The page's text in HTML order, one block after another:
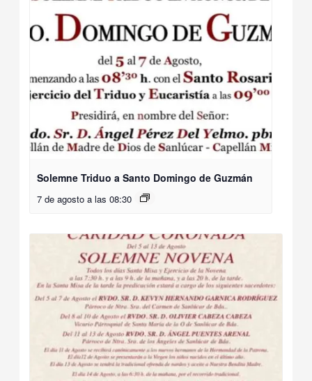
Solemne Triduo a Santo Domingo de Guzmán
7 de agosto a las 08:30